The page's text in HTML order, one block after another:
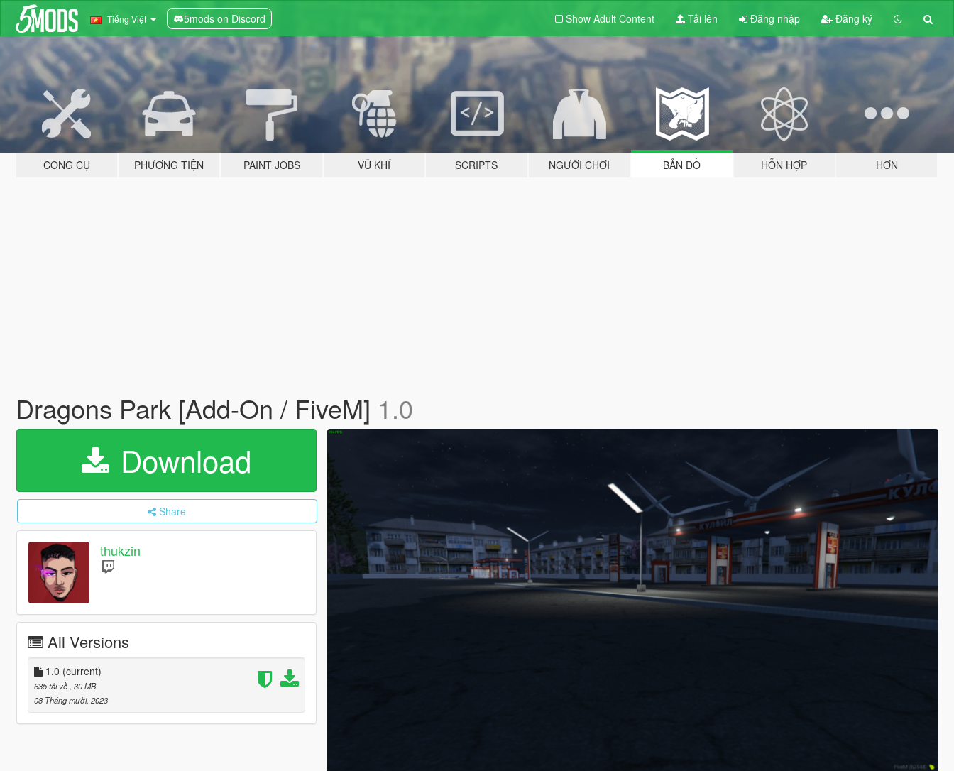
Tiếng Việt 5mods on Discord Show Adult Content Tải lên Đăng nhập Đăng ký
CÔNG CỤ PHƯƠNG TIỆN PAINT JOBS VŨ KHÍ SCRIPTS NGƯỜI CHƠI BẢN ĐỒ HỖN HỢP HƠN
Dragons Park [Add-On / FiveM] 1.0
Download
Share
thukzin
All Versions
1.0 (current)
635 tải về , 30 MB
08 Tháng mười, 2023